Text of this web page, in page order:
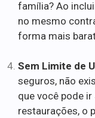
família? Ao
no mesmo
forma mais
Sem Limite de
seguros, não
que você pode
restaurações, o